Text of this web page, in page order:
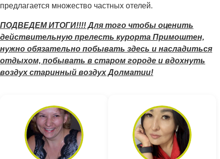
предлагается множество частных отелей.
ПОДВЕДЕМ ИТОГИ!!!! Для того чтобы оценить
действительную прелесть курорта Примоштен,
нужно обязательно побывать здесь и насладиться
отдыхом, побывать в старом городе и вдохнуть
воздух старинный воздух Долматии!